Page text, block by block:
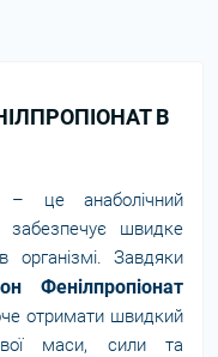
В
– це анаболічний
швидке
організмі. Завдяки
Фенілпропіонат
отримати швидкий
маси, сили та